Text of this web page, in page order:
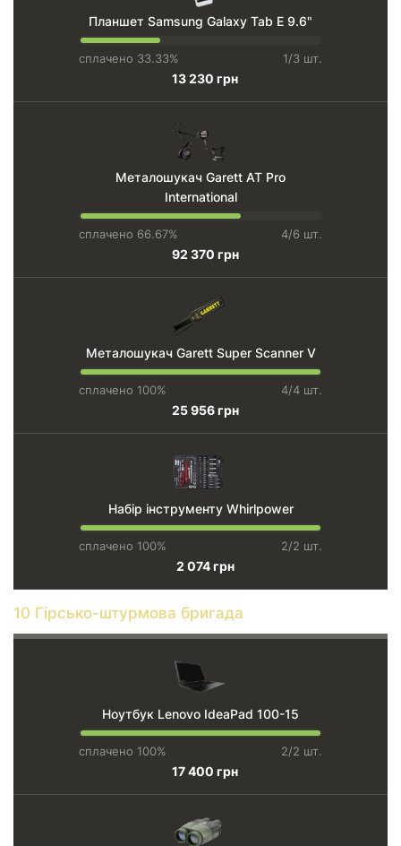
Планшет Samsung Galaxy Tab E 9.6"
сплачено 33.33% 1/3 шт.
13 230 грн
Металошукач Garett AT Pro
International
сплачено 66.67% 4/6 шт.
92 370 грн
Металошукач Garett Super Scanner V
сплачено 100% 4/4 шт.
25 956 грн
Набір інструменту Whirlpower
сплачено 100% 2/2 шт.
2 074 грн
10 Гірсько-штурмова бригада
Ноутбук Lenovo IdeaPad 100-15
сплачено 100% 2/2 шт.
17 400 грн